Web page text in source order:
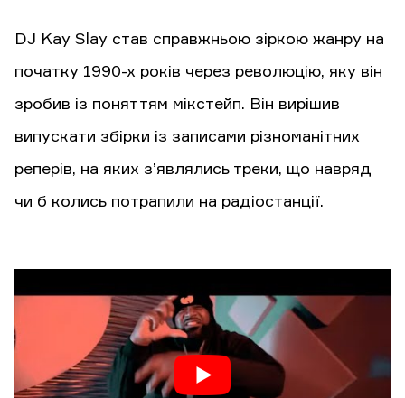
DJ Kay Slay став справжньою зіркою жанру на
початку 1990-х років через революцію, яку він
зробив із поняттям мікстейп. Він вирішив
випускати збірки із записами різноманітних
реперів, на яких з’являлись треки, що навряд
чи б колись потрапили на радіостанції.